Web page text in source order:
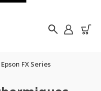
Epson FX Series